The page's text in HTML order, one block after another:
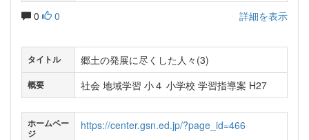
0 0 詳細を表示
タイトル 郷土の発展に尽くした人々(3)
概要 社会 地域学習 小４ 小学校 学習指導案 H27
ホームペー
ジ
https://center.gsn.ed.jp/?page_id=466